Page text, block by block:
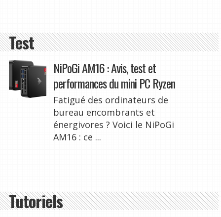
Test
NiPoGi AM16 : Avis, test et
performances du mini PC Ryzen
Fatigué des ordinateurs de
bureau encombrants et
énergivores ? Voici le NiPoGi
AM16 : ce ...
Tutoriels